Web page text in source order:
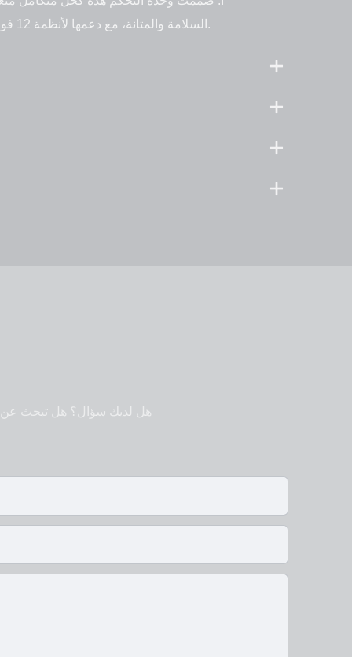
المتينة، والحاصل على شهادة CE، السلامة والمتانة، مع دعمها لأنظمة 12 فولت و24 فولت، مما يجعلها مثالية لأنواع المركبات المختلفة واحتياجات الطاقة المتنوعة.
هل لديك سؤال؟ هل تبحث